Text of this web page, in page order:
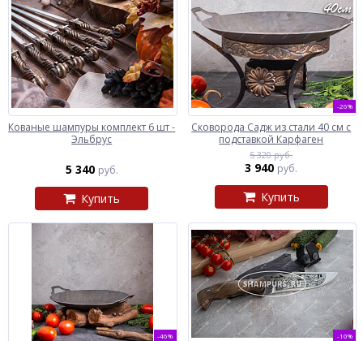
Кованые шампуры комплект 6 шт -
Эльбрус
5 340 руб.
Купить
-26%
Сковорода Садж из стали 40 см с
подставкой Карфаген
5 320 руб.
3 940 руб.
Купить
-46% -10%